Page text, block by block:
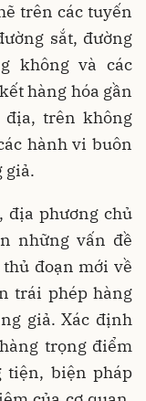
trên các tuyến
sắt, đường
không và các
hàng hóa gần
trên không
hành vi buôn
giả.
địa phương chủ
những vấn đề
đoạn mới về
trái phép hàng
giả. Xác định
trọng điểm
tiện, biện pháp